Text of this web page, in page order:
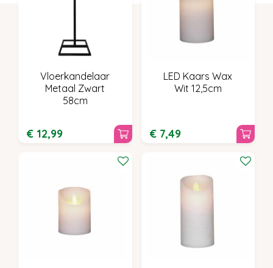
Vloerkandelaar
Metaal Zwart
58cm
€ 12,99
LED Kaars Wax
Wit 12,5cm
€ 7,49